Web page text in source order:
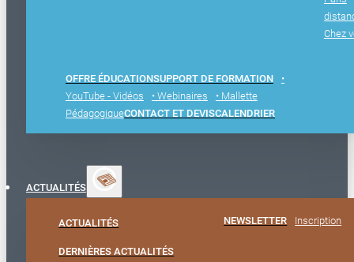
Chez
OFFRE ÉDUCATIONSUPPORT DE FORMATION
•
YouTube - Vidéos
• Webinaires
• Mallette
PédagogiqueCONTACT ET DEVISCALENDRIER
ACTUALITÉS
ACTUALITÉS
DERNIÈRES ACTUALITÉS
NEWSLETTER Inscription